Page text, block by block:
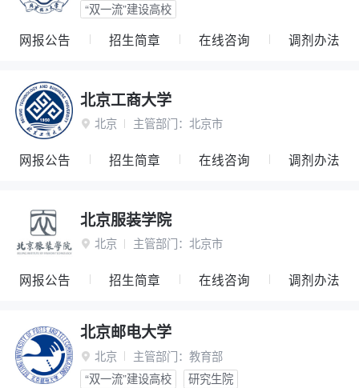
“双一流”建设高校
网报公告 招生简章 在线咨询 调剂办法
北京工商大学
 北京 主管部门： 北京市
网报公告 招生简章 在线咨询 调剂办法
北京服装学院
 北京 主管部门： 北京市
网报公告 招生简章 在线咨询 调剂办法
北京邮电大学
 北京 主管部门： 教育部
“双一流”建设高校
研究生院